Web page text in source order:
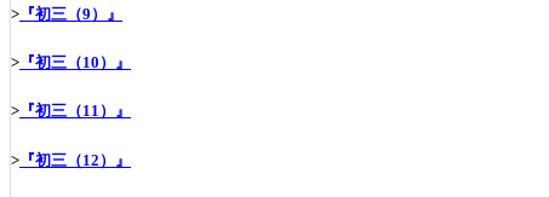
> 『初三（9）』
> 『初三（10）』
> 『初三（11）』
> 『初三（12）』